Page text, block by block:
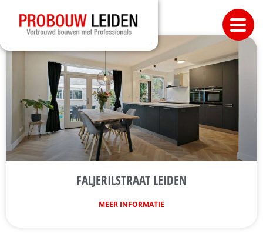
FALJERILSTRAAT LEIDEN
MEER INFORMATIE